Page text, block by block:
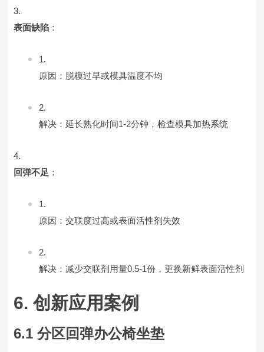
表面缺陷 ：
原因：脱模过早或模具温度不均
解决：延长熟化时间1-2分钟，检查模具加热系统
回弹不足 ：
原因：交联度过高或表面活性剂失效
解决：减少交联剂用量0.5-1份，更换新鲜表面活性剂
6. 创新应用案例
6.1 分区回弹办公椅坐垫